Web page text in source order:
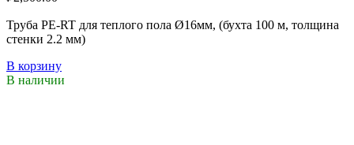
Труба PE-RT для теплого пола Ø16мм, (бухта 100 м, толщина
стенки 2.2 мм)
В корзину
В наличии